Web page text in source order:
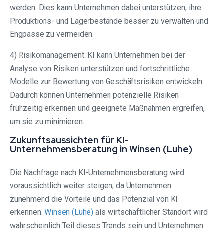
werden. Dies kann Unternehmen dabei unterstützen, ihre
Produktions- und Lagerbestände besser zu verwalten und
Engpässe zu vermeiden.
4) Risikomanagement: KI kann Unternehmen bei der
Analyse von Risiken unterstützen und fortschrittliche
Modelle zur Bewertung von Geschäftsrisiken entwickeln.
Dadurch können Unternehmen potenzielle Risiken
frühzeitig erkennen und geeignete Maßnahmen ergreifen,
um sie zu minimieren.
Zukunftsaussichten für KI-
Unternehmensberatung in Winsen (Luhe)
Die Nachfrage nach KI-Unternehmensberatung wird
voraussichtlich weiter steigen, da Unternehmen
zunehmend die Vorteile und das Potenzial von KI
erkennen. Winsen (Luhe) als wirtschaftlicher Standort wird
wahrscheinlich Teil dieses Trends sein und Unternehmen